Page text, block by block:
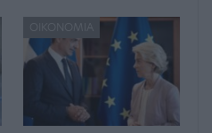
ΟΙΚΟΝΟΜΊΑ